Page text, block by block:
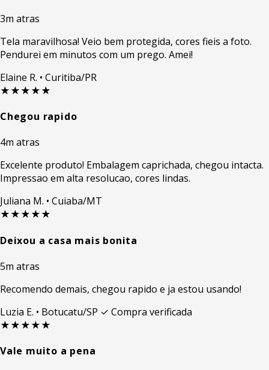
3m atras
Tela maravilhosa! Veio bem protegida, cores fieis a foto.
Pendurei em minutos com um prego. Amei!
Elaine R. • Curitiba/PR
★★★★★
Chegou rapido
4m atras
Excelente produto! Embalagem caprichada, chegou intacta.
Impressao em alta resolucao, cores lindas.
Juliana M. • Cuiaba/MT
★★★★★
Deixou a casa mais bonita
5m atras
Recomendo demais, chegou rapido e ja estou usando!
Luzia E. • Botucatu/SP ✓ Compra verificada
★★★★★
Vale muito a pena